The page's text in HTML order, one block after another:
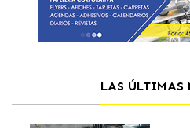
LAS ÚLTIMAS